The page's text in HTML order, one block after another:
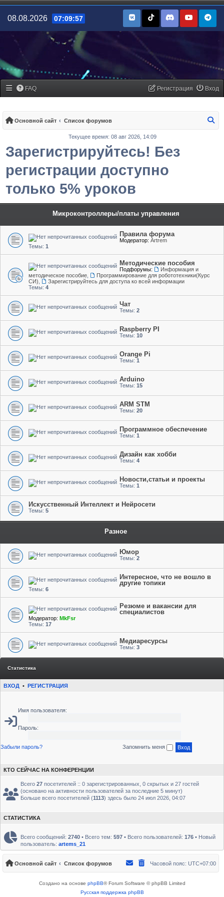
08.08.2026 07:09:57
FAQ Вход
Регистрация
Основной сайт Список форумов
Текущее время: 08 авг 2026, 14:09
Зарегистрируйтесь! Без
регистрации доступно
только 5% уроков
Микроконтроллеры/платы управления
Правила форума
Модератор: Artrem
Темы: 1
Методические пособия
Подфорумы:
Информация и
методическое пособие
Программирование для робототехники(Курс
СИ)
Зарегистрируйтесь для доступа ко всей информации
Темы: 4
Чат
Темы: 2
Raspberry PI
Темы: 10
Orange Pi
Темы: 1
Arduino
Темы: 15
ARM STM
Темы: 20
Программное обеспечение
Темы: 1
Дизайн как хобби
Темы: 4
Новости,статьи и проекты
Темы: 1
Искусственный Интеллект и Нейросети
Темы: 5
Разное
Юмор
Темы: 2
Интересное, что не вошло в
другие топики
Темы: 6
Резюме и вакансии для
специалистов
Модератор: MkFsr
Темы: 17
Медиаресурсы
Темы: 3
Статистика
ВХОД • РЕГИСТРАЦИЯ
Имя пользователя:
Пароль:
Забыли пароль? Запомнить меня
КТО СЕЙЧАС НА КОНФЕРЕНЦИИ
Всего 27 посетителей :: 0 зарегистрированных, 0 скрытых и 27 гостей
(основано на активности пользователей за последние 5 минут)
Больше всего посетителей (1113) здесь было 24 июл 2026, 04:07
СТАТИСТИКА
Всего сообщений: 2740 • Всего тем: 597 • Всего пользователей: 176 • Новый
пользователь: artems_21
Основной сайт Список форумов Часовой пояс: UTC+07:00
Создано на основе phpBB® Forum Software © phpBB Limited
Русская поддержка phpBB